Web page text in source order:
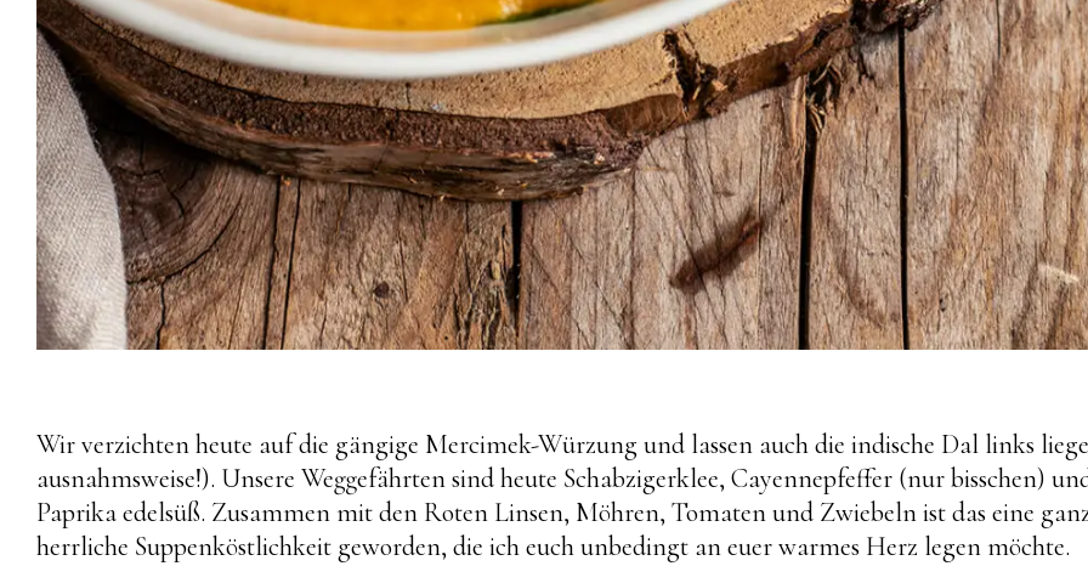
Wir verzichten heute auf die gängige Mercimek-Würzung und lassen auch die indische Dal links
ausnahmsweise!). Unsere Weggefährten sind heute Schabzigerklee, Cayennepfeffer (nur bisschen)
Paprika edelsüß. Zusammen mit den Roten Linsen, Möhren, Tomaten und Zwiebeln ist das eine
herrliche Suppenköstlichkeit geworden, die ich euch unbedingt an euer warmes Herz legen möchte.